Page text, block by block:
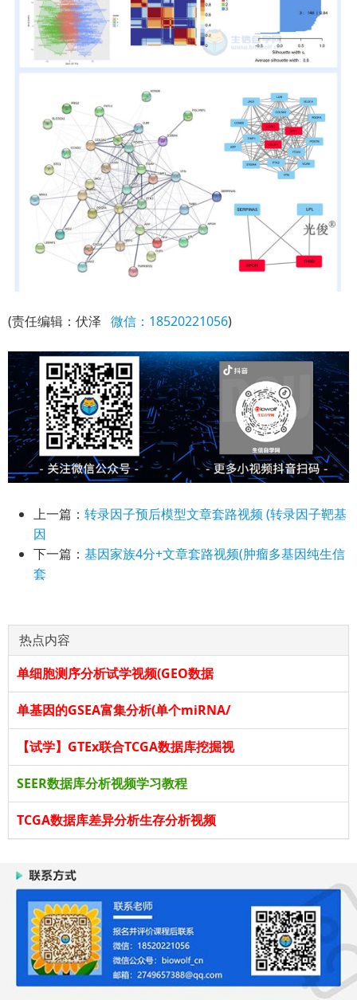
(责任编辑：伏泽 微信：18520221056)
上一篇： 转录因子预后模型文章套路视频 (转录因子靶基
因
下一篇： 基因家族4分+文章套路视频(肿瘤多基因纯生信
套
热点内容
单细胞测序分析试学视频(GEO数据
单基因的GSEA富集分析(单个miRNA/
【试学】GTEx联合TCGA数据库挖掘视
SEER数据库分析视频学习教程
TCGA数据库差异分析生存分析视频